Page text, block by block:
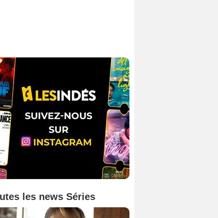
les news Séries